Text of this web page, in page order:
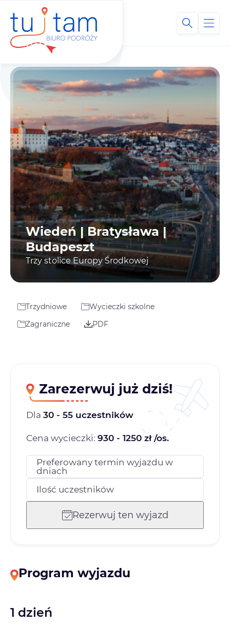
Wiedeń | Bratysława |
Budapeszt
Trzy stolice Europy Środkowej
Trzydniowe
Wycieczki szkolne
Zagraniczne
PDF
Zarezerwuj już dziś!
Dla 30 - 55 uczestników
Cena wycieczki: 930 - 1250 zł /os.
Preferowany termin wyjazdu w
dniach
Ilość uczestników
Rezerwuj ten wyjazd
Program wyjazdu
1 dzień